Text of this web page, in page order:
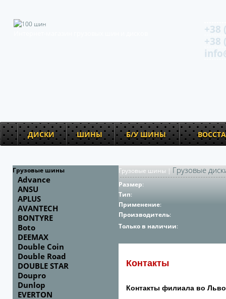
+38
+38
ДИСКИ ШИНЫ Б/У ШИНЫ
Грузовые шины
Advance
ANSU
APLUS
AVANTECH
BONTYRE
Boto
DEEMAX
Double Coin
Double Road
DOUBLE STAR
Doupro
Dunlop
EVERTON
Грузовые шины | Грузовые
Размер:
Тип:
Применение:
Производитель:
Только в наличии:
Контакты
Контакты филиала во